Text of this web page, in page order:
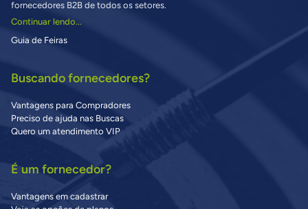
fornecedores B2B de todos os setores.
Continuar lendo...
Guia de Feiras
Buscando fornecedores?
Vantagens para Compradores
Preciso de ajuda nas Buscas
Quero um atendimento VIP
É um fornecedor?
Vantagens em cadastrar